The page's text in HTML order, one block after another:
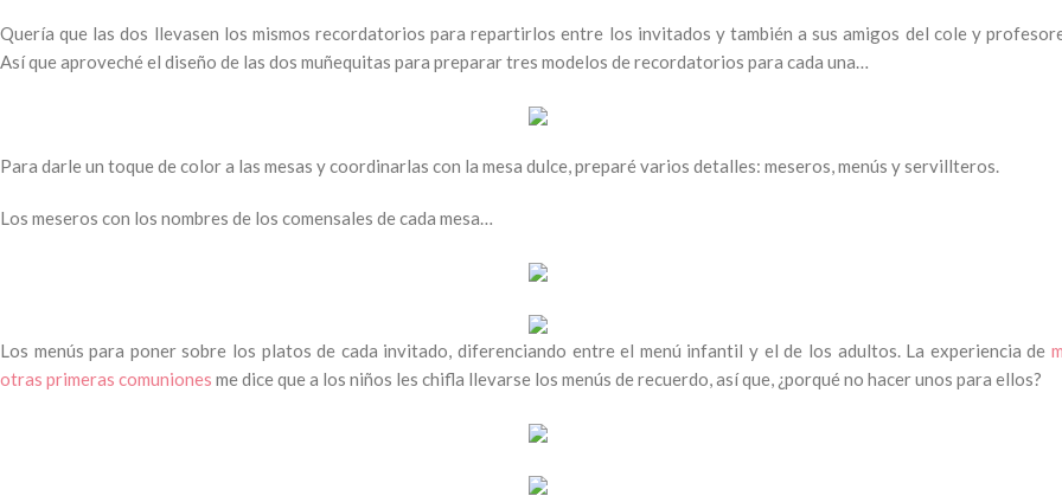
Quería que las dos llevasen los mismos recordatorios para repartirlos entre los invitados y también a sus amigos del cole y
Así que aproveché el diseño de las dos muñequitas para preparar tres modelos de recordatorios para cada una…
Para darle un toque de color a las mesas y coordinarlas con la mesa dulce, preparé varios detalles: meseros, menús y servillteros.
Los meseros con los nombres de los comensales de cada mesa…
Los menús para poner sobre los platos de cada invitado, diferenciando entre el menú infantil y el de los adultos. La experiencia de
otras primeras comuniones me dice que a los niños les chifla llevarse los menús de recuerdo, así que, ¿porqué no hacer unos para ellos?